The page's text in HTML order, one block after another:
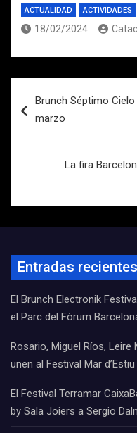
ACTUALIDAD ACTIVIDADES
18/02/2024
de
Brunch Séptimo
marzo
La fira
Entradas recientes
El Brunch Electronik
el Parc del Fòrum
Rosario, Miguel Ríos,
unen al Festival Mar
El Festival Terramar
by Sala Joiers a Sergio